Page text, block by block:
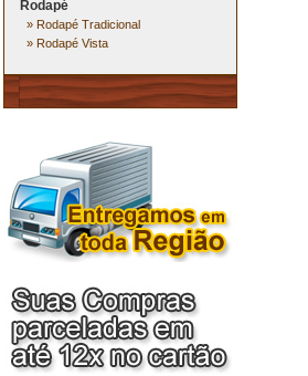
Rodapé
» Rodapé Tradicional
» Rodapé Vista